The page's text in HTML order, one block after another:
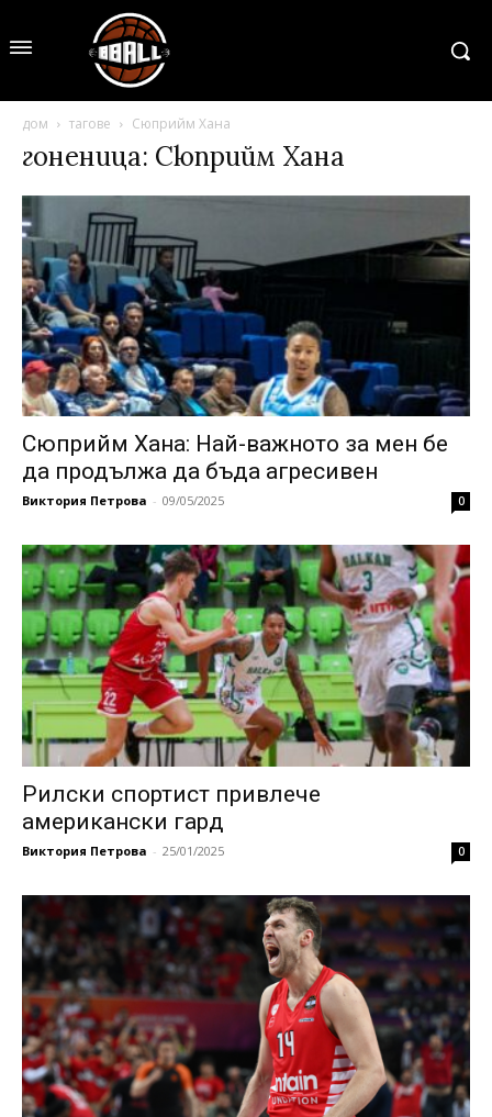
дом тагове Сюприйм Хана
гоненица: Сюприйм Хана
Сюприйм Хана: Най-важното за мен бе
да продължа да бъда агресивен
Виктория Петрова - 09/05/2025 0
Рилски спортист привлече
американски гард
Виктория Петрова - 25/01/2025 0